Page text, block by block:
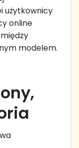
użytkownicy
online
modelem.